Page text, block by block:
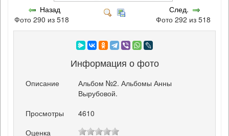
Назад
Фото 290 из 518
След.
Фото 292 из 518
Информация о фото
Описание
Альбом №2. Альбомы Анны
Вырубовой.
Просмотры
4610
Оценка